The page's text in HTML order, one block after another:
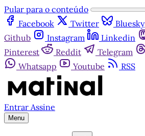
Pular para o conteúdo
Facebook
Twitter Bluesky
Github
Instagram Linkedin
Pinterest
Reddit Telegram
Whatsapp
Youtube RSS
Entrar Assine
Menu